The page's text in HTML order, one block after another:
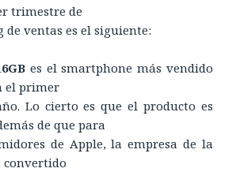
trimestre de
de ventas es el siguiente:
es el smartphone más vendido
el primer
Lo cierto es que el producto es
de que para
de Apple, la empresa de la
convertido